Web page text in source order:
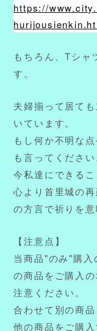
https://
もちろん、Tシャ
す。
夫婦揃って居て
いています。
もし何か不明な
も言ってください
今私達にできる
心より首里城の
の方言で祈りを意
【注意点】
当商品"のみ"購入
の商品をご購入
注意ください。
合わせて別の商
他の商品をご購